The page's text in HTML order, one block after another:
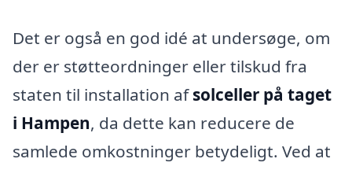
Det er også en god idé at undersøge, om
der er støtteordninger eller tilskud fra
staten til installation afsolceller på taget
i Hampen, da dette kan reducere de
samlede omkostninger betydeligt. Ved at